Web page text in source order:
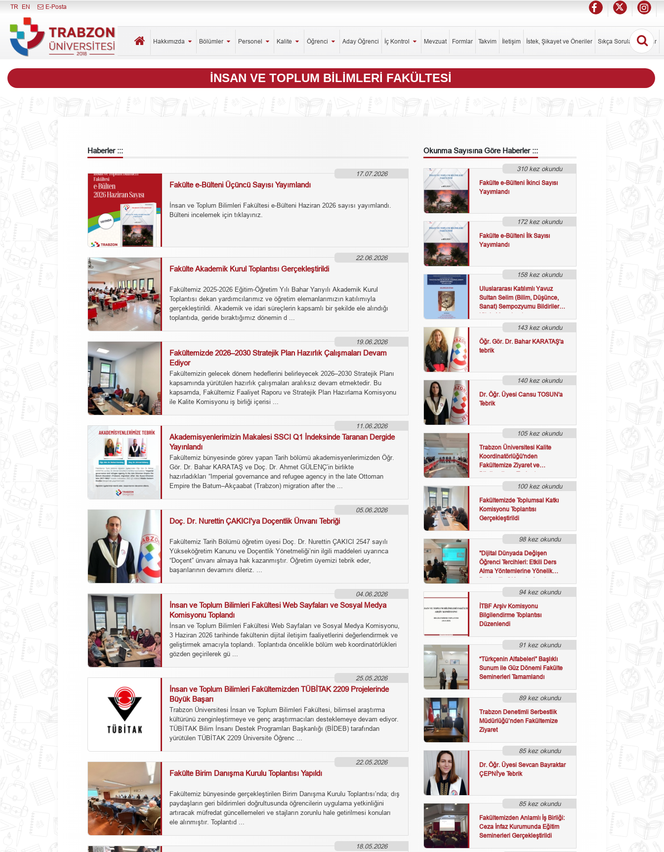
Menüyü Kapat
TR EN E-Posta
Hakkımızda Bölümler Personel Kalite Öğrenci Aday Öğrenci İç Kontrol Mevzuat Formlar Takvim İletişim İstek, Şikayet ve Öneriler Sıkça Sorulan Sorular
İNSAN VE TOPLUM BILIMLERI FAKÜLTESI
Haberler :::
17.07.2026
Fakülte e-Bülteni Üçüncü Sayısı Yayımlandı
İnsan ve Toplum Bilimleri Fakültesi e-Bülteni Haziran 2026 sayısı yayımlandı.
Bülteni incelemek için tıklayınız.
22.06.2026
Fakülte Akademik Kurul Toplantısı Gerçekleştirildi
Fakültemiz 2025-2026 Eğitim-Öğretim Yılı Bahar Yarıyılı Akademik Kurul
Toplantısı dekan yardımcılarımız ve öğretim elemanlarımızın katılımıyla
gerçekleştirildi. Akademik ve idari süreçlerin kapsamlı bir şekilde ele alındığı
toplantıda, geride bıraktığımız dönemin d ...
19.06.2026
Fakültemizde 2026–2030 Stratejik Plan Hazırlık Çalışmaları Devam
Ediyor
Fakültemizin gelecek dönem hedeflerini belirleyecek 2026–2030 Stratejik Planı
kapsamında yürütülen hazırlık çalışmaları aralıksız devam etmektedir. Bu
kapsamda, Fakültemiz Faaliyet Raporu ve Stratejik Plan Hazırlama Komisyonu
ile Kalite Komisyonu iş birliği içerisi ...
11.06.2026
Akademisyenlerimizin Makalesi SSCI Q1 İndeksinde Taranan Dergide
Yayınlandı
Fakültemiz bünyesinde görev yapan Tarih bölümü akademisyenlerimizden Öğr.
Gör. Dr. Bahar KARATAŞ ve Doç. Dr. Ahmet GÜLENÇ’in birlikte
hazırladıkları “Imperial governance and refugee agency in the late Ottoman
Empire the Batum–Akçaabat (Trabzon) migration after the ...
05.06.2026
Doç. Dr. Nurettin ÇAKICI'ya Doçentlik Ünvanı Tebriği
Fakültemiz Tarih Bölümü öğretim üyesi Doç. Dr. Nurettin ÇAKICI 2547 sayılı
Yükseköğretim Kanunu ve Doçentlik Yönetmeliği’nin ilgili maddeleri uyarınca
“Doçent” ünvanı almaya hak kazanmıştır. Öğretim üyemizi tebrik eder,
başarılarının devamını dileriz. ...
04.06.2026
İnsan ve Toplum Bilimleri Fakültesi Web Sayfaları ve Sosyal Medya
Komisyonu Toplandı
İnsan ve Toplum Bilimleri Fakültesi Web Sayfaları ve Sosyal Medya Komisyonu,
3 Haziran 2026 tarihinde fakültenin dijital iletişim faaliyetlerini değerlendirmek ve
geliştirmek amacıyla toplandı. Toplantıda öncelikle bölüm web koordinatörlükleri
gözden geçirilerek gü ...
25.05.2026
İnsan ve Toplum Bilimleri Fakültemizden TÜBİTAK 2209 Projelerinde
Büyük Başarı
Trabzon Üniversitesi İnsan ve Toplum Bilimleri Fakültesi, bilimsel araştırma
kültürünü zenginleştirmeye ve genç araştırmacıları desteklemeye devam ediyor.
TÜBİTAK Bilim İnsanı Destek Programları Başkanlığı (BİDEB) tarafından
yürütülen TÜBİTAK 2209 Üniversite Öğrenc ...
22.05.2026
Fakülte Birim Danışma Kurulu Toplantısı Yapıldı
Fakültemiz bünyesinde gerçekleştirilen Birim Danışma Kurulu Toplantısı’nda; dış
paydaşların geri bildirimleri doğrultusunda öğrencilerin uygulama yetkinliğini
artıracak müfredat güncellemeleri ve stajların zorunlu hale getirilmesi konuları
ele alınmıştır. Toplantıd ...
18.05.2026
Okunma Sayısına GöreHaberler :::
310 kez okundu
Fakülte e-Bülteni İkinci Sayısı
Yayımlandı
172 kez okundu
Fakülte e-Bülteni İlk Sayısı
Yayımlandı
158 kez okundu
Uluslararası Katılımlı Yavuz
Sultan Selim (Bilim, Düşünce,
Sanat) Sempozyumu Bildiriler
Kitabı Yayınlandı
143 kez okundu
Öğr. Gör. Dr. Bahar KARATAŞ'a
tebrik
140 kez okundu
Dr. Öğr. Üyesi Cansu TOSUN'a
Tebrik
105 kez okundu
Trabzon Üniversitesi Kalite
Koordinatörlüğü'nden
Fakültemize Ziyaret ve
Bilgilendirme Toplantısı
100 kez okundu
Fakültemizde Toplumsal Katkı
Komisyonu Toplantısı
Gerçekleştirildi
98 kez okundu
"Dijital Dünyada Değişen
Öğrenci Tercihleri: Etkili Ders
Alma Yöntemlerine Yönelik
Beklentiler" Konulu Seminer
Düzenlendi
94 kez okundu
İTBF Arşiv Komisyonu
Bilgilendirme Toplantısı
Düzenlendi
91 kez okundu
“Türkçenin Alfabeleri” Başlıklı
Sunum ile Güz Dönemi Fakülte
Seminerleri Tamamlandı
89 kez okundu
Trabzon Denetimli Serbestlik
Müdürlüğü’nden Fakültemize
Ziyaret
85 kez okundu
Dr. Öğr. Üyesi Sevcan Bayraktar
ÇEPNİ'ye Tebrik
85 kez okundu
Fakültemizden Anlamlı İş Birliği:
Ceza İnfaz Kurumunda Eğitim
Seminerleri Gerçekleştirildi